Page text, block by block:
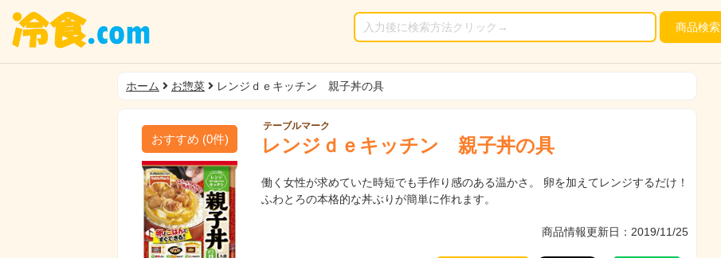
商品検索
ホーム お惣菜 レンジｄｅキッチン 親子丼の具
おすすめ (0件)
テーブルマーク
レンジｄｅキッチン 親子丼の具
働く女性が求めていた時短でも手作り感のある温かさ。 卵を加えてレンジするだけ！
ふわとろの本格的な丼ぶりが簡単に作れます。
商品情報更新日：2019/11/25